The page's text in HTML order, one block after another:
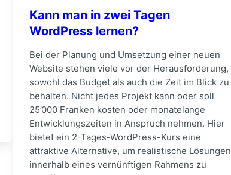
Kann man in zwei Tagen
WordPress lernen?
Bei der Planung und Umsetzung einer neuen
Website stehen viele vor der Herausforderung,
sowohl das Budget als auch die Zeit im Blick zu
behalten. Nicht jedes Projekt kann oder soll
25’000 Franken kosten oder monatelange
Entwicklungszeiten in Anspruch nehmen. Hier
bietet ein 2-Tages-WordPress-Kurs eine
attraktive Alternative, um realistische Lösungen
innerhalb eines vernünftigen Rahmens zu